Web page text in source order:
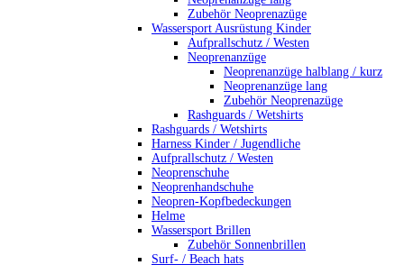
Zubehör Neoprenazüge
Wassersport Ausrüstung Kinder
Aufprallschutz / Westen
Neoprenanzüge
Neoprenanzüge halblang / kurz
Neoprenanzüge lang
Zubehör Neoprenazüge
Rashguards / Wetshirts
Rashguards / Wetshirts
Harness Kinder / Jugendliche
Aufprallschutz / Westen
Neoprenschuhe
Neoprenhandschuhe
Neopren-Kopfbedeckungen
Helme
Wassersport Brillen
Zubehör Sonnenbrillen
Surf- / Beach hats